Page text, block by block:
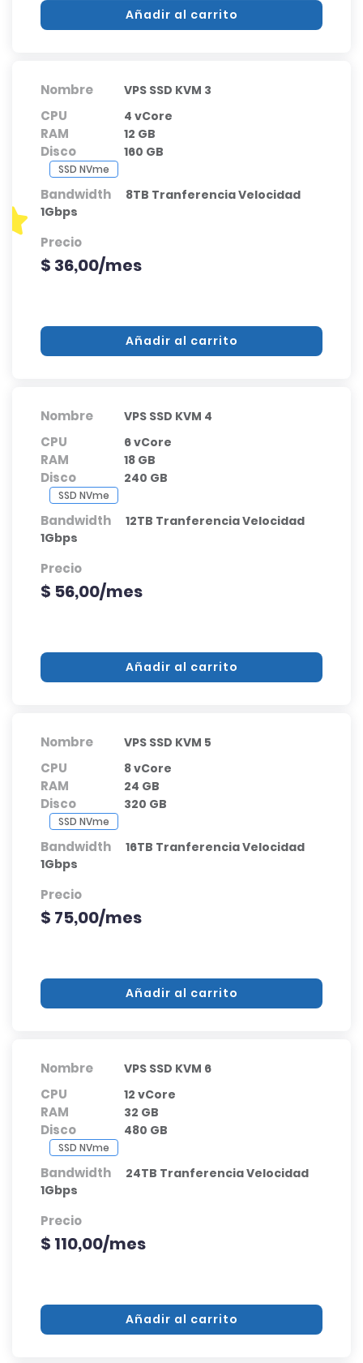
Añadir al carrito
Nombre VPS SSD KVM 3
CPU 4 vCore
RAM 12 GB
Disco 160 GB
SSD NVme
Bandwidth
8TB Tranferencia Velocidad
1Gbps
Precio
$ 36,00/mes
Añadir al carrito
Nombre VPS SSD KVM 4
CPU 6 vCore
RAM 18 GB
Disco 240 GB
SSD NVme
Bandwidth
12TB Tranferencia Velocidad
1Gbps
Precio
$ 56,00/mes
Añadir al carrito
Nombre VPS SSD KVM 5
CPU 8 vCore
RAM 24 GB
Disco 320 GB
SSD NVme
Bandwidth
16TB Tranferencia Velocidad
1Gbps
Precio
$ 75,00/mes
Añadir al carrito
Nombre VPS SSD KVM 6
CPU 12 vCore
RAM 32 GB
Disco 480 GB
SSD NVme
Bandwidth
24TB Tranferencia Velocidad
1Gbps
Precio
$ 110,00/mes
Añadir al carrito